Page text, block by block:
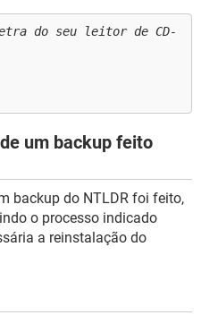
do seu leitor de CD-
um backup feito
backup do NTLDR foi feito,
o processo indicado
a reinstalação do